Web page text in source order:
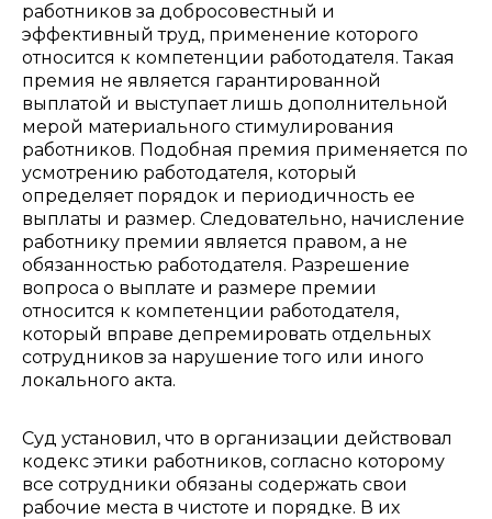
работников за добросовестный и
эффективный труд, применение которого
относится к компетенции работодателя. Такая
премия не является гарантированной
выплатой и выступает лишь дополнительной
мерой материального стимулирования
работников. Подобная премия применяется по
усмотрению работодателя, который
определяет порядок и периодичность ее
выплаты и размер. Следовательно, начисление
работнику премии является правом, а не
обязанностью работодателя. Разрешение
вопроса о выплате и размере премии
относится к компетенции работодателя,
который вправе депремировать отдельных
сотрудников за нарушение того или иного
локального акта.
Суд установил, что в организации действовал
кодекс этики работников, согласно которому
все сотрудники обязаны содержать свои
рабочие места в чистоте и порядке. В их